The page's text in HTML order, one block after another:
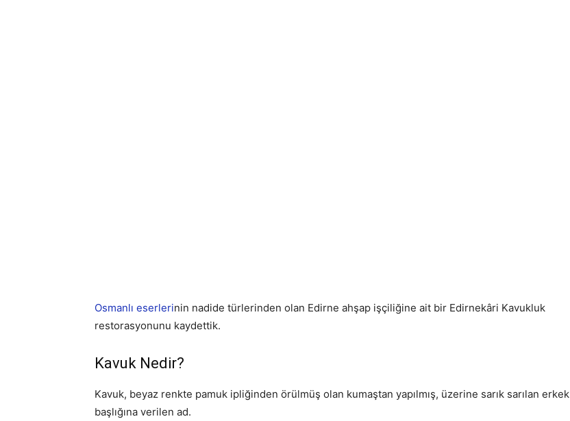
Osmanlı eserlerinin nadide türlerinden olan Edirne ahşap işçiliğine ait bir Edirnekâri Kavukluk
restorasyonunu kaydettik.
Kavuk Nedir?
Kavuk, beyaz renkte pamuk ipliğinden örülmüş olan kumaştan yapılmış, üzerine sarık sarılan erkek
başlığına verilen ad.